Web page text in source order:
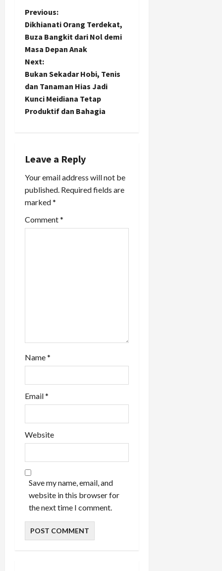
P
o
s
t
n
a
i
g
a
t
Previous:
Dikhianati Orang Terdekat,
Buza Bangkit dari Nol demi
Masa Depan Anak
Next:
Bukan Sekadar Hobi, Tenis
dan Tanaman Hias Jadi
Kunci Meidiana Tetap
Produktif dan Bahagia
Leave a Reply
Your email address will not be
published. Required fields are
marked*
Comment*
Name*
Email*
Website
Save my name, email, and
website in this browser for
the next time I comment.